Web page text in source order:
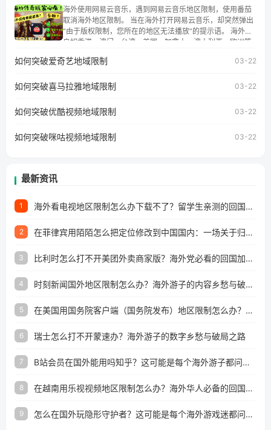
朋友们，使用番茄回国加速器，即可解决「海外用户收听腾
讯视频地区版权限制」的问题，无论人在香港、澳门、台
湾、美国、加拿大、澳大利亚、欧洲等国家和地区工作、留
学、定居等，都可以使用，不再因地区和版权限制所困扰。
海外使用网易云音乐，遇到网易云音乐地区限制，使用番茄
取消海外地区限制。 当在海外打开网易云音乐，却突然弹出
“由于版权限制，您所在的地区无法播放”的提示语。 海外用
户如香港、澳门、台湾、美国、加拿大、澳大利亚、欧洲等
地区及版权限制问题，且仅能在中国大陆地区播放。 遇到这
户收听网易云音乐地区版权限制」的问题，无论人在香港、
工作、留学、定居等，都可以使用，不再因地区和版权限制
所困扰。
如何突破爱奇艺地域限制 03-22
如何突破喜马拉雅地域限制 03-22
如何突破优酷视频地域限制 03-22
如何突破咪咕视频地域限制 03-22
最新资讯
1 海外看电视地区限制怎么办下载不了？留学生亲测的回国加速方案（附2026世界杯观赛技巧）
2 在菲律宾用陌陌怎么把定位修改到中国国内：一场关于归属感与连接的探索
3 比利时怎么打不开美团外卖商家版？海外党必看的回国加速全攻略
4 时刻新闻国外地区限制怎么办？海外游子的内容乡愁与破局之路
5 在美国用国务院客户端（国务院发布）地区限制怎么办？3步解决海外看国内内容难题
6 瑞士怎么打不开蒙速办？海外游子的数字乡愁与破局之路
7 B站会员在国外能用吗知乎？这可能是每个海外游子都问过的问题
8 在越南用乐视视频地区限制怎么办？海外华人必备的回国加速攻略
9 怎么在国外玩隐形守护者？这可能是每个海外游戏迷都问过的问题